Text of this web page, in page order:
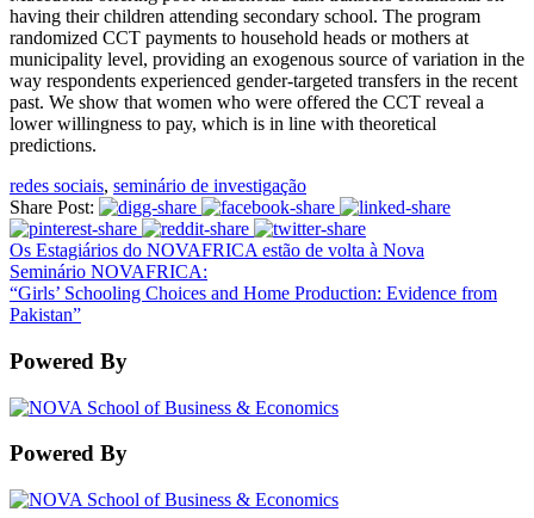
having their children attending secondary school. The program
randomized CCT payments to household heads or mothers at
municipality level, providing an exogenous source of variation in the
way respondents experienced gender-targeted transfers in the recent
past. We show that women who were offered the CCT reveal a
lower willingness to pay, which is in line with theoretical
predictions.
redes sociais, seminário de investigação
Share Post:
Os Estagiários do NOVAFRICA estão de volta à Nova
Seminário NOVAFRICA:
“Girls’ Schooling Choices and Home Production: Evidence from
Pakistan”
Powered By
Powered By